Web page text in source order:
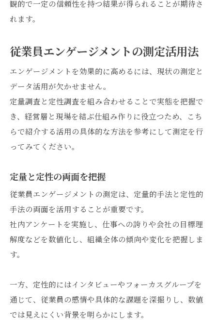
観的で一定の信頼性を持つ結果が得られることが期待さ
れます。
従業員エンゲージメントの測定活用法
エンゲージメントを効果的に高めるには、現状の測定と
データ活用が欠かせません。
定量調査と定性調査を組み合わせることで実態を把握で
き、経営層と現場を結ぶ仕組み作りに役立つため、こち
らで紹介する活用の具体的な方法を参考にして測定を行
ってみてください。
定量と定性の両面を把握
従業員エンゲージメントの測定は、定量的手法と定性的
手法の両面を活用することが重要です。
社内アンケートを実施し、仕事への誇りや会社の目標理
解度などを数値化し、組織全体の傾向や変化を把握しま
す。
一方、定性的にはインタビューやフォーカスグループを
通じて、従業員の感情や具体的な課題を深掘りし、数値
では見えにくい背景を明らかにします。